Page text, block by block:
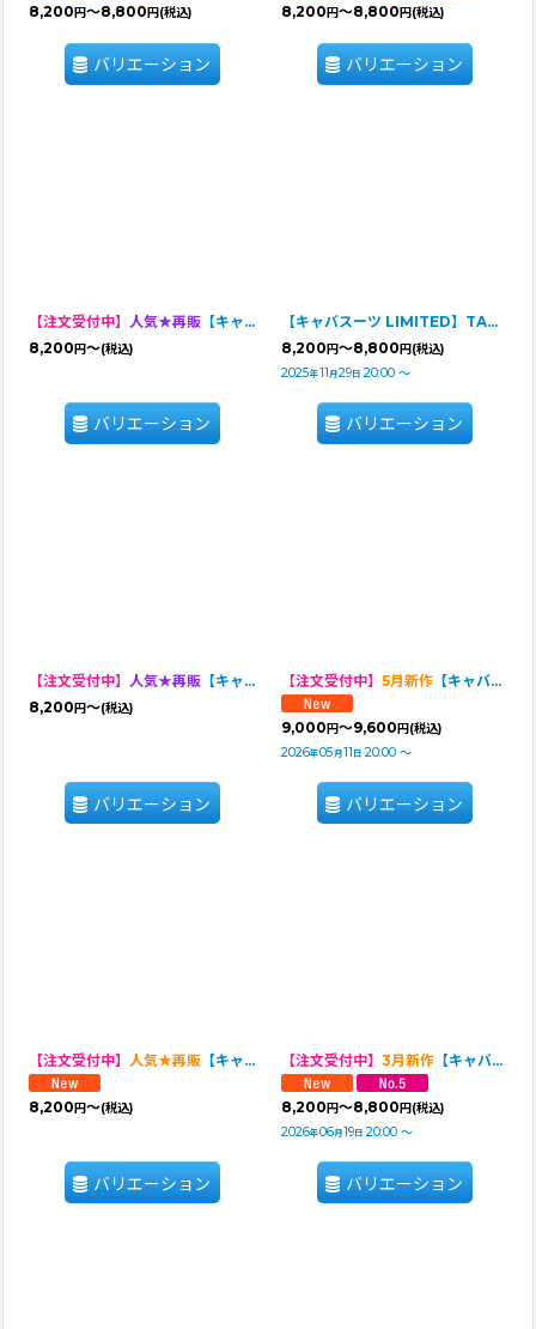
8,200円～8,800円(税込)
バリエーション
8,200円～8,800円(税込)
バリエーション
【注文受付中】 人気★再販 【キャバスーツ LIMITED】HONEY BEE
8,200円～(税込)
バリエーション
【キャバスーツ LIMITED】TARTAN RED
8,200円～8,800円(税込)
2025年11 月29日 20:00 ～
バリエーション
【注文受付中】 人気★再販 【キャバスーツLIMITED 】NOSTALGIC BABY
8,200円～(税込)
バリエーション
【注文受付中】 5月新作 【キャバスーツ LIMITED】DENIM RAGLAN
9,000 円～9,600 円 (税込)
2026年05月11 日 20:00 ～
バリエーション
【注文受付中】 人気★再販 【キャバスーツ LIMITED】HOUSE OF FLOWER
8,200 円～(税込)
バリエーション
【注文受付中】 3月新作 【キャバスーツ LIMITED】Airy SMOCK：ギンガムブラウスNAVY
8,200 円～8,800 円 (税込)
2026年06月19日 20:00 ～
バリエーション